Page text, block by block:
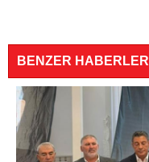
BENZER HABERLER